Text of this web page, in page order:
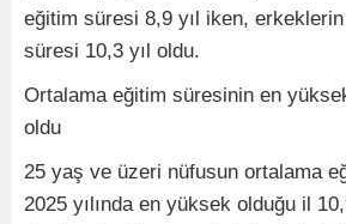
eğitim süresi 8,9 yıl iken,
süresi 10,3 yıl oldu.
Ortalama eğitim süresinin en
oldu
25 yaş ve üzeri nüfusun ortalama
2025 yılında en yüksek olduğu il